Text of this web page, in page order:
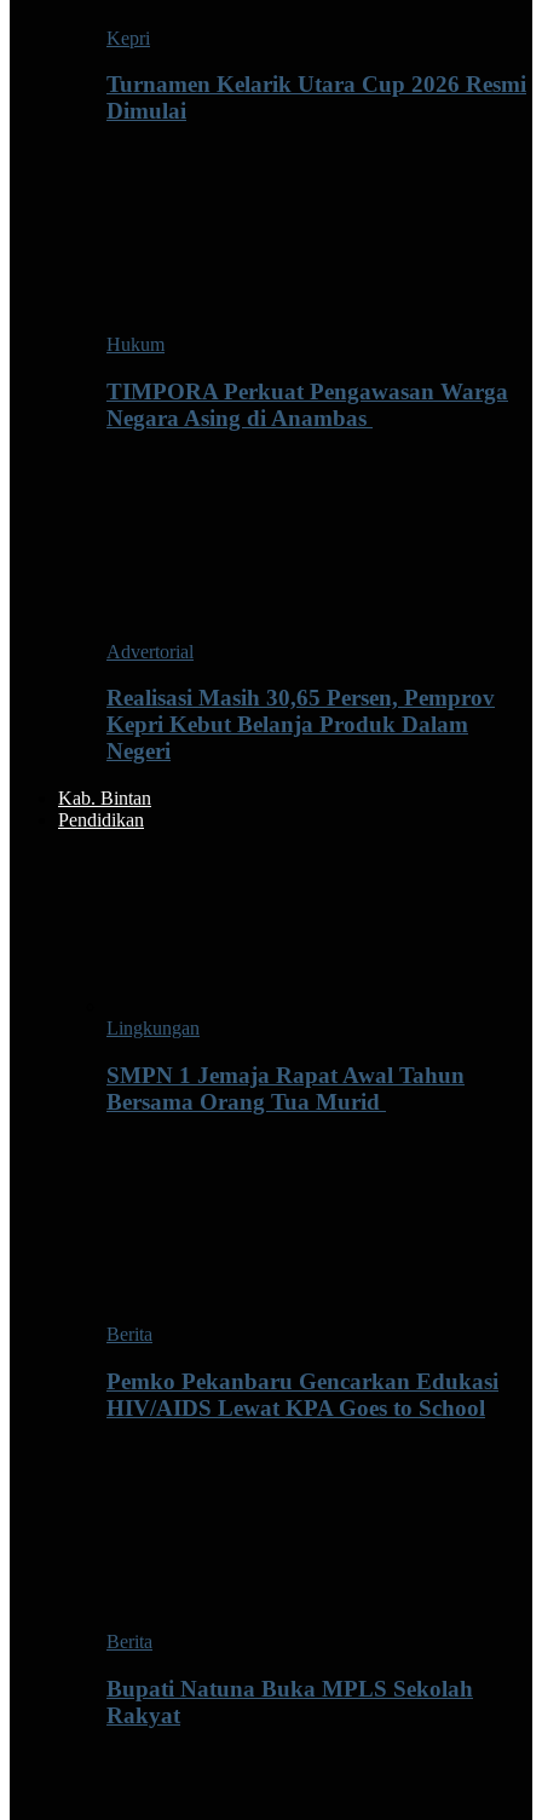
Kepri
Turnamen Kelarik Utara Cup 2026 Resmi
Dimulai
Hukum
TIMPORA Perkuat Pengawasan Warga
Negara Asing di Anambas ‎
Advertorial
Realisasi Masih 30,65 Persen, Pemprov
Kepri Kebut Belanja Produk Dalam
Negeri
Kab. Bintan
Pendidikan
Lingkungan
SMPN 1 Jemaja Rapat Awal Tahun
Bersama Orang Tua Murid ‎
Berita
Pemko Pekanbaru Gencarkan Edukasi
HIV/AIDS Lewat KPA Goes to School
Berita
Bupati Natuna Buka MPLS Sekolah
Rakyat